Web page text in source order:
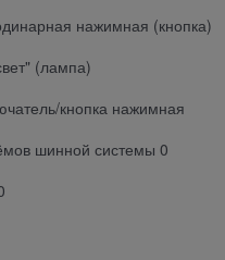
нажимная (кнопка)
(лампа)
кнопка нажимная
шинной системы 0